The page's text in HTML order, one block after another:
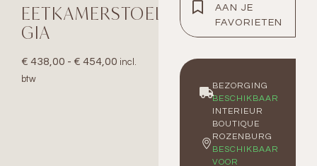
EETKAMERSTOEL
GIA
€ 438,00 - € 454,00 incl.
btw
AAN JE
FAVORIETEN
BEZORGING
BESCHIKBAAR
INTERIEUR
BOUTIQUE
ROZENBURG
BESCHIKBAAR
VOOR